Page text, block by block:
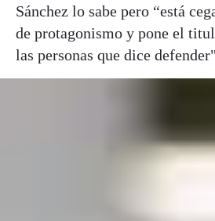
Sánchez lo sabe pero “está
de protagonismo y pone el
las personas que dice